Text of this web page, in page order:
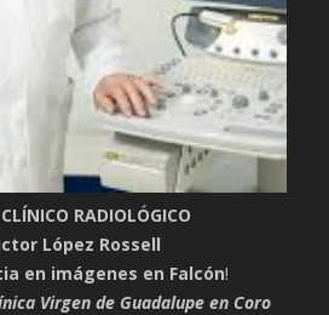
RADIOLÓGICO
López Rossell
en imágenes en Falcón!
Virgen de Guadalupe en Coro